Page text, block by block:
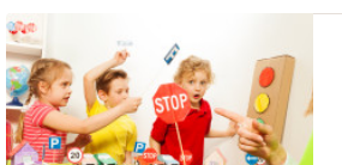
Voir
Milieux
d'accueil
et
enfant
malade